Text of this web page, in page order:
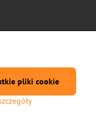
pliki cookie